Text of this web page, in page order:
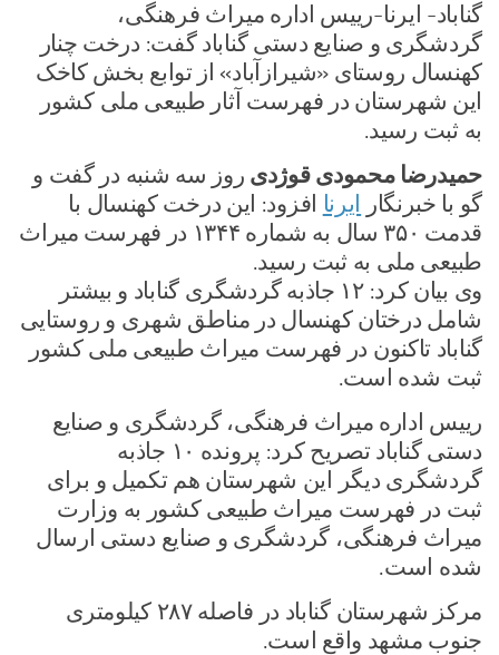
گناباد- ایرنا-رییس اداره میراث فرهنگی،
گردشگری و صنایع دستی گناباد گفت: درخت چنار
کهنسال روستای «شیرازآباد» از توابع بخش کاخک
این شهرستان در فهرست آثار طبیعی ملی کشور
به ثبت رسید.
حمیدرضا محمودی قوژدی روز سه شنبه در گفت و
گو با خبرنگار
ایرنا افزود: این درخت کهنسال با
قدمت ۳۵۰ سال به شماره ۱۳۴۴ در فهرست میراث
طبیعی ملی به ثبت رسید.
وی بیان کرد: ۱۲ جاذبه گردشگری گناباد و بیشتر
شامل درختان کهنسال در مناطق شهری و روستایی
گناباد تاکنون در فهرست میراث طبیعی ملی کشور
ثبت شده است.
رییس اداره میراث فرهنگی، گردشگری و صنایع
دستی گناباد تصریح کرد: پرونده ۱۰ جاذبه
گردشگری دیگر این شهرستان هم تکمیل و برای
ثبت در فهرست میراث طبیعی کشور به وزارت
میراث فرهنگی، گردشگری و صنایع دستی ارسال
شده است.
مرکز شهرستان گناباد در فاصله ۲۸۷ کیلومتری
جنوب مشهد واقع است.